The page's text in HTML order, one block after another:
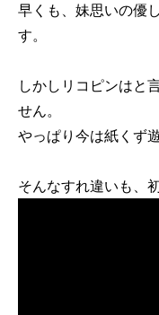
早くも、妹思いの優
す。
しかしリコピンはと
せん。
やっぱり今は紙くず
そんなすれ違いも、